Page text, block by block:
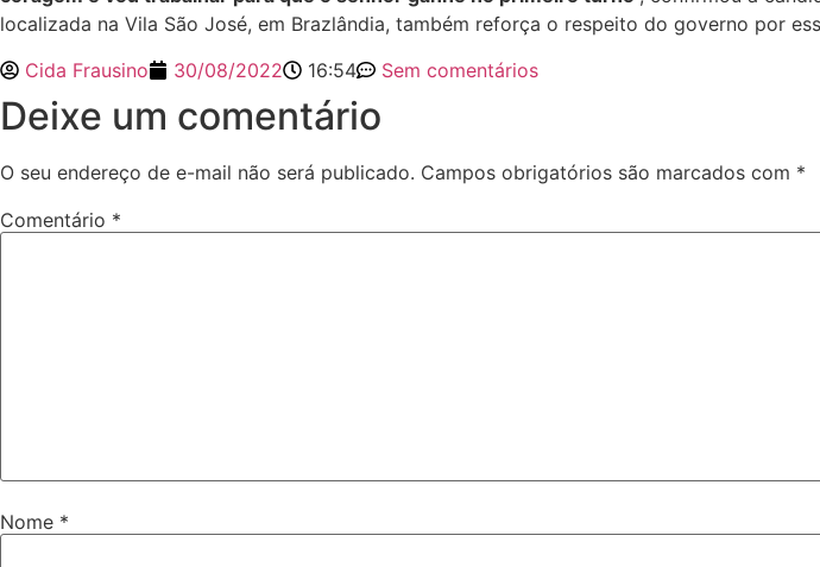
localizada na Vila São José, em Brazlândia, também reforça o respeito do governo por
Cida Frausino
30/08/2022 16:54 Sem comentários
Deixe um comentário
O seu endereço de e-mail não será publicado. Campos obrigatórios são marcados com *
Comentário *
Nome *